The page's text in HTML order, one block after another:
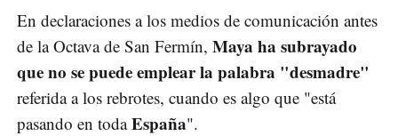
En declaraciones a los medios de comunicación antes
de la Octava de San Fermín, Maya ha subrayado
que no se puede emplear la palabra "desmadre"
referida a los rebrotes, cuando es algo que "está
pasando en todaEspaña".